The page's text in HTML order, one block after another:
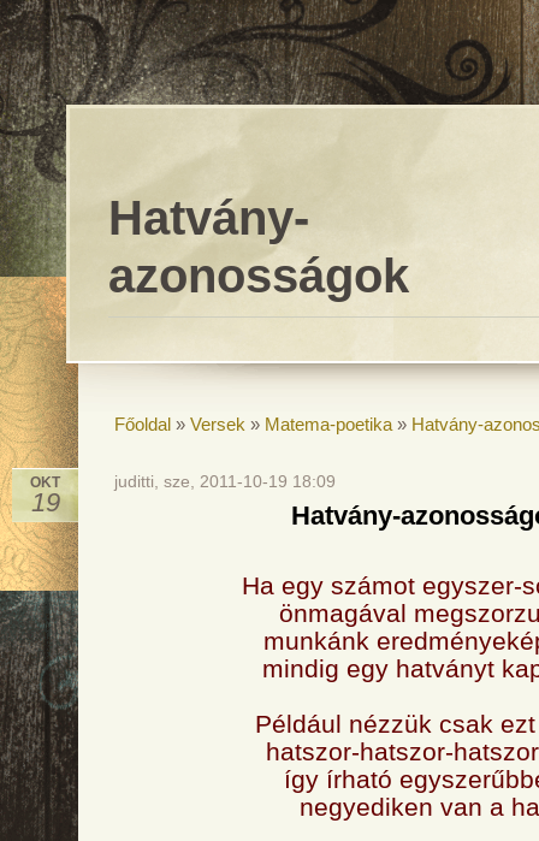
Hatvány-
azonosságok
Főoldal » Versek » Matema-poetika » Hatvány-
OKT
19
juditti, sze, 2011-10-19 18:09
Hatvány-
Ha egy számot egyszer-
önmagával
munkánk
mindig egy hatványt
Például nézzük csak
hatszor-hatszor-
így írható
negyediken van a